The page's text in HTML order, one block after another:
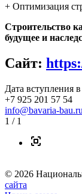
+ Оптимизация
Строительство
будущее и
Сайт:
Дата вступления
+7 925 201 57 54
info@bavaria-bau.ru
1 / 1
© 2026
сайта